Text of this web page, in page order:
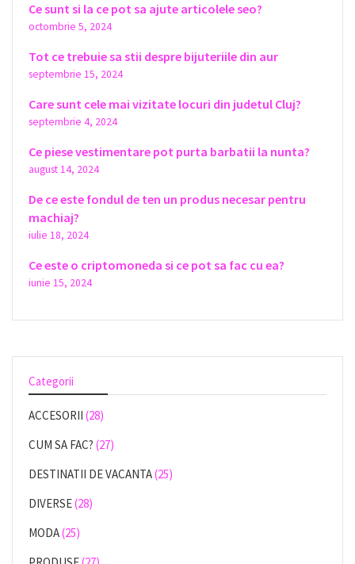
Ce sunt si la ce pot sa ajute articolele seo?
octombrie 5, 2024
Tot ce trebuie sa stii despre bijuteriile din aur
septembrie 15, 2024
Care sunt cele mai vizitate locuri din judetul Cluj?
septembrie 4, 2024
Ce piese vestimentare pot purta barbatii la nunta?
august 14, 2024
De ce este fondul de ten un produs necesar pentru
machiaj?
iulie 18, 2024
Ce este o criptomoneda si ce pot sa fac cu ea?
iunie 15, 2024
Categorii
ACCESORII (28)
CUM SA FAC? (27)
DESTINATII DE VACANTA(25)
DIVERSE(28)
MODA(25)